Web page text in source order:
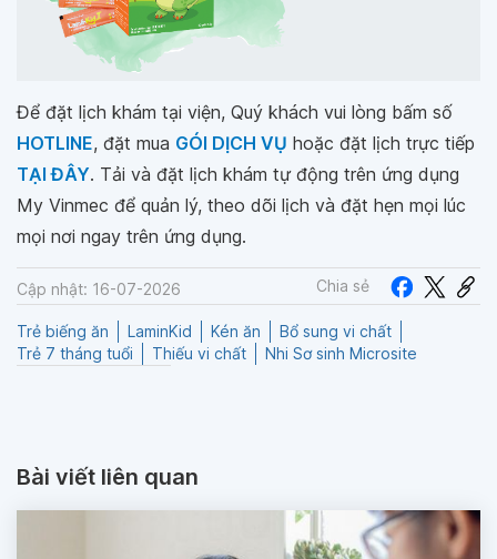
Để đặt lịch khám tại viện, Quý khách vui lòng bấm số
HOTLINE, đặt mua GÓI DỊCH VỤ hoặc đặt lịch trực tiếp
TẠI ĐÂY. Tải và đặt lịch khám tự động trên ứng dụng
My Vinmec để quản lý, theo dõi lịch và đặt hẹn mọi lúc
mọi nơi ngay trên ứng dụng.
Cập nhật: 16-07-2026 Chia sẻ
Trẻ biếng ăn LaminKid Kén ăn
Bổ sung vi chất
Trẻ 7 tháng tuổi
Thiếu vi chất Nhi Sơ sinh Microsite
Bài viết liên quan